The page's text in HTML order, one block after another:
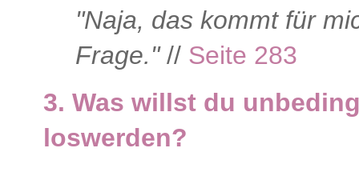
"Naja, das kommt für
Frage."// Seite 283
3. Was willst du
loswerden?